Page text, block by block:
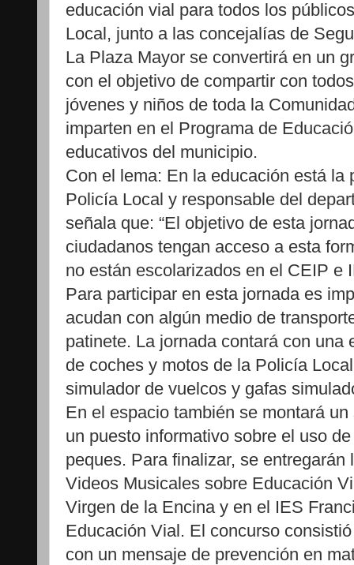
educación vial para todos los
Local, junto a las concejalías de
La Plaza Mayor se convertirá en un
con el objetivo de compartir con
jóvenes y niños de toda la
imparten en el Programa de
educativos del municipio.
Con el lema: En la educación está la
Policía Local y responsable del
señala que: “El objetivo de esta
ciudadanos tengan acceso a esta
no están escolarizados en el CEIP e
Para participar en esta jornada es
acudan con algún medio de
patinete. La jornada contará con una
de coches y motos de la Policía
simulador de vuelcos y gafas
En el espacio también se montará
un puesto informativo sobre el uso
peques. Para finalizar, se
Videos Musicales sobre Educación
Virgen de la Encina y en el IES
Educación Vial. El concurso
con un mensaje de prevención en